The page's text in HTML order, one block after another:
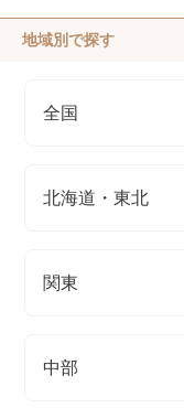
地域別で探す
全国
北海道・東北
関東
中部